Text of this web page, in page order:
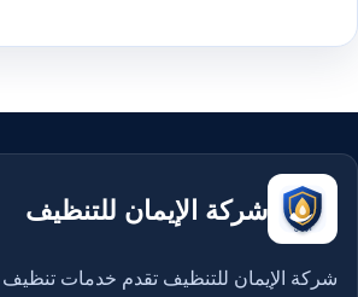
شركة الإيمان للتنظيف
شركة الإيمان للتنظيف تقدم خدمات تنظيف